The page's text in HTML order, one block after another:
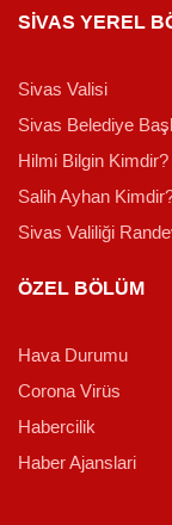
SİVAS YEREL
Sivas Valisi
Sivas Belediye
Hilmi Bilgin Kimdir?
Salih Ayhan
Sivas Valiliği
ÖZEL BÖLÜM
Hava Durumu
Corona Virüs
Habercilik
Haber Ajanslari